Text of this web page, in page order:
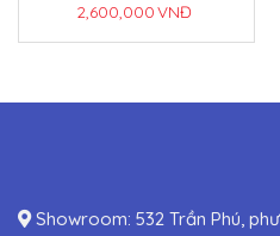
64X86AA – W03Y
2,600,000VNĐ
Showroom: 532 Trần Phú,